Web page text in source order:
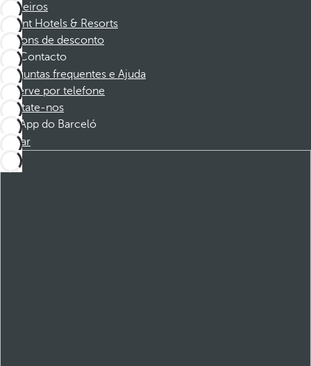
Parceiros
Dorint Hotels & Resorts
Cupons de desconto
Contacto
Perguntas frequentes e Ajuda
Reserve por telefone
Contate-nos
App do Barceló
Baixar